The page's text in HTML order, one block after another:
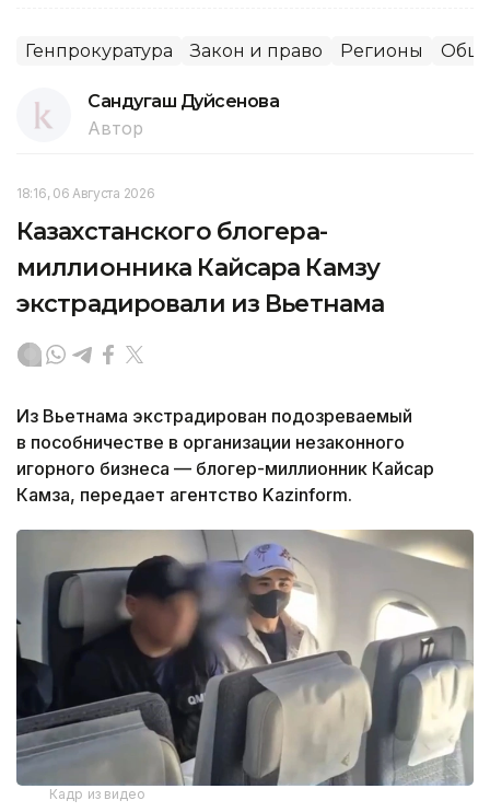
Генпрокуратура Закон и право Регионы
Сандугаш Дуйсенова
Автор
18:16, 06 Августа 2026
Казахстанского блогера-
миллионника Кайсара Камзу
экстрадировали из Вьетнама
Из Вьетнама экстрадирован подозреваемый
в пособничестве в организации незаконного
игорного бизнеса — блогер-миллионник Кайсар
Камза, передает агентство Kazinform.
Кадр из видео